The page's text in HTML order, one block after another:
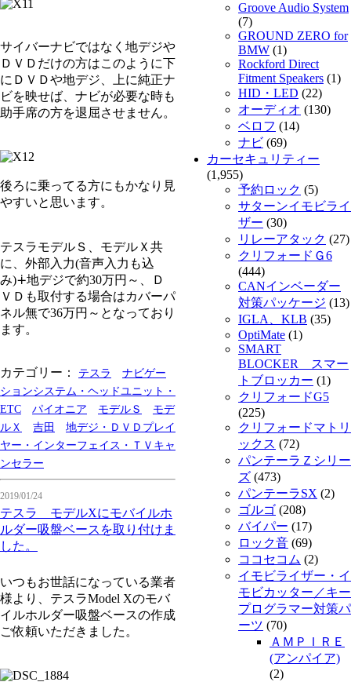
サイバーナビではなく地デジや
ＤＶＤだけの方はこのように下
にＤＶＤや地デジ、上に純正ナ
ビを映せば、ナビが必要な時も
助手席の方を退屈させません。
後ろに乗ってる方にもかなり見
やすいと思います。
テスラモデルＳ、モデルＸ共
に、外部入力(音声入力も込
み)∔地デジで約30万円～、Ｄ
ＶＤも取付する場合はカバーパ
ネル無で36万円～となっており
ます。
カテゴリー： テスラ
ナビゲー
ションシステム・ヘッドユニット・
ETC
パイオニア モデルＳ
モデ
ルＸ
吉田
地デジ・ＤＶＤプレイ
ヤー・インターフェイス・ＴＶキャ
ンセラー
2019/01/24
テスラ モデルXにモバイルホ
ルダー吸盤ベースを取り付けま
した。
いつもお世話になっている業者
様より、テスラModel Xのモバ
イルホルダー吸盤ベースの作成
ご依頼いただきました。
Groove Audio System
(7)
GROUND ZERO for
BMW (1)
Rockford Direct
Fitment Speakers (1)
HID・LED (22)
オーディオ (130)
ベロフ (14)
ナビ (69)
カーセキュリティー
(1,955)
予約ロック (5)
サターンイモビライ
ザー (30)
リレーアタック (27)
クリフォードＧ6
(444)
CANインベーダー
対策パッケージ (13)
IGLA、KLB (35)
OptiMate (1)
SMART
BLOCKER スマー
トブロッカー (1)
クリフォードG5
(225)
クリフォードマトリ
ックス (72)
パンテーラＺシリー
ズ (473)
パンテーラSX (2)
ゴルゴ (208)
バイパー (17)
ロック音 (69)
ココセコム (2)
イモビライザー・イ
モビカッター／キー
プログラマー対策パ
ーツ (70)
ＡＭＰＩＲＥ
(アンパイア)
(2)